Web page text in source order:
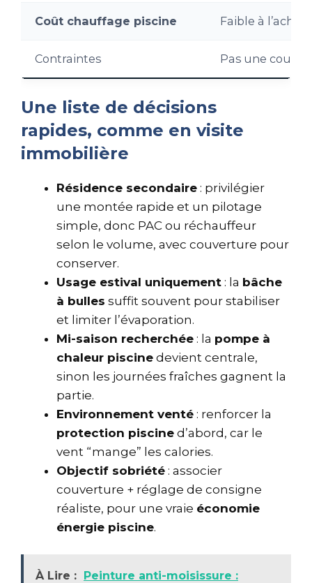
Coût chauffage piscine Faible à
Contraintes Pas une
Une liste de décisions
rapides, comme en visite
immobilière
Résidence secondaire : privilégier
une montée rapide et un pilotage
simple, donc PAC ou réchauffeur
selon le volume, avec couverture pour
conserver.
Usage estival uniquement : la bâche
à bulles suffit souvent pour stabiliser
et limiter l’évaporation.
Mi-saison recherchée : la pompe à
chaleur piscine devient centrale,
sinon les journées fraîches gagnent la
partie.
Environnement venté : renforcer la
protection piscine d’abord, car le
vent “mange” les calories.
Objectif sobriété : associer
couverture + réglage de consigne
réaliste, pour une vraie économie
énergie piscine.
À Lire : Peinture anti-moisissure :